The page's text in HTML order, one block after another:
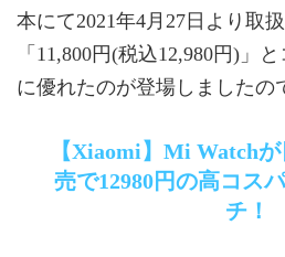
本にて2021年4月27日より取
「11,800円(税込12,980円)」
に優れたのが登場しましたの
【Xiaomi】Mi Watch
売で12980円の高コス
チ！